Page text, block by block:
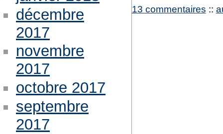
13 commentaires ::
décembre
2017
novembre
2017
octobre 2017
septembre
2017